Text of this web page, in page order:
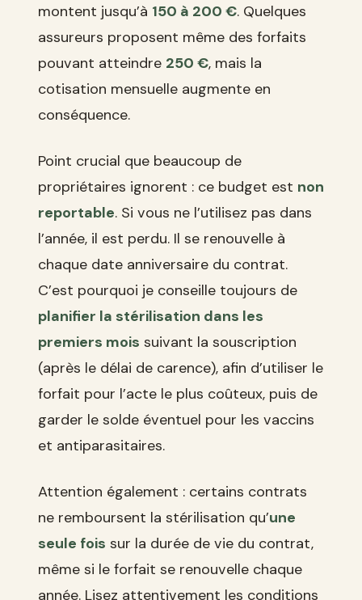
montent jusqu’à 150 à 200 €. Quelques
assureurs proposent même des forfaits
pouvant atteindre 250 €, mais la
cotisation mensuelle augmente en
conséquence.
Point crucial que beaucoup de
propriétaires ignorent : ce budget est non
reportable. Si vous ne l’utilisez pas dans
l’année, il est perdu. Il se renouvelle à
chaque date anniversaire du contrat.
C’est pourquoi je conseille toujours de
planifier la stérilisation dans les
premiers mois suivant la souscription
(après le délai de carence), afin d’utiliser le
forfait pour l’acte le plus coûteux, puis de
garder le solde éventuel pour les vaccins
et antiparasitaires.
Attention également : certains contrats
ne remboursent la stérilisation qu’une
seule fois sur la durée de vie du contrat,
même si le forfait se renouvelle chaque
année. Lisez attentivement les conditions